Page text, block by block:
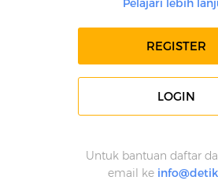
Pelajari lebih
REGISTER
LOGIN
Untuk bantuan daftar
email ke